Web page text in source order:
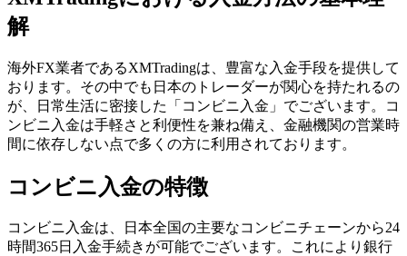
解
海外FX業者であるXMTradingは、豊富な入金手段を提供して
おります。その中でも日本のトレーダーが関心を持たれるの
が、日常生活に密接した「コンビニ入金」でございます。コ
ンビニ入金は手軽さと利便性を兼ね備え、金融機関の営業時
間に依存しない点で多くの方に利用されております。
コンビニ入金の特徴
コンビニ入金は、日本全国の主要なコンビニチェーンから24
時間365日入金手続きが可能でございます。これにより銀行